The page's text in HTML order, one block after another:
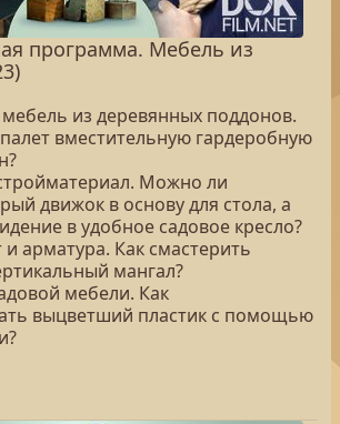
программа. Мебель из
из деревянных поддонов.
вместительную гардеробную
Можно ли
движок в основу для стола, а
в удобное садовое кресло?
арматура. Как смастерить
мангал?
мебели. Как
выцветший пластик с помощью